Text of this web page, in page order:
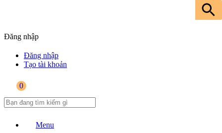
Đăng nhập
Đăng nhập
Tạo tài khoản
0
Menu